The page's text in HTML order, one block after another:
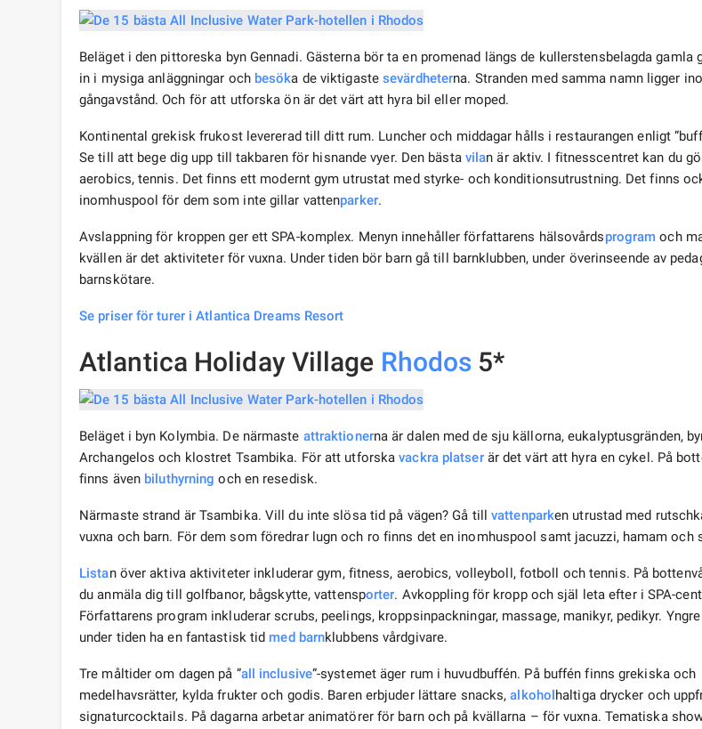
Beläget i den pittoreska byn Gennadi. Gästerna bör ta en promenad längs de kullerstensbelagda gamla
in i mysiga anläggningar och besöka de viktigastesevärdheterna. Stranden med samma namn ligger
gångavstånd. Och för att utforska ön är det värt att hyra bil eller moped.
Kontinental grekisk frukost levererad till ditt rum. Luncher och middagar hålls i restaurangen enligt
Se till att bege dig upp till takbaren för hisnande vyer. Den bästa vilan är aktiv. I fitnesscentret kan du
aerobics, tennis. Det finns ett modernt gym utrustat med styrke- och konditionsutrustning. Det finns
inomhuspool för dem som inte gillar vattenparker.
Avslappning för kroppen ger ett SPA-komplex. Menyn innehåller författarens hälsovårdsprogram och
kvällen är det aktiviteter för vuxna. Under tiden bör barn gå till barnklubben, under överinseende av
barnskötare.
Se priser för turer i Atlantica Dreams Resort
Atlantica Holiday Village Rhodos 5*
Beläget i byn Kolymbia. De närmaste attraktionerna är dalen med de sju källorna, eukalyptusgränden,
Archangelos och klostret Tsambika. För att utforskavackra platserär det värt att hyra en cykel. På
finns även biluthyrning och en resedisk.
Närmaste strand är Tsambika. Vill du inte slösa tid på vägen? Gå till vattenparken utrustad med
vuxna och barn. För dem som föredrar lugn och ro finns det en inomhuspool samt jacuzzi, hamam och
Listan över aktiva aktiviteter inkluderar gym, fitness, aerobics, volleyboll, fotboll och tennis. På
du anmäla dig till golfbanor, bågskytte, vattensporter. Avkoppling för kropp och själ leta efter i SPA-
Författarens program inkluderar scrubs, peelings, kroppsinpackningar, massage, manikyr, pedikyr.
under tiden ha en fantastisk tid med barnklubbens vårdgivare.
Tre måltider om dagen på ”all inclusive”-systemet äger rum i huvudbuffén. På buffén finns grekiska och
medelhavsrätter, kylda frukter och godis. Baren erbjuder lättare snacks,alkohol haltiga drycker och
signaturcocktails. På dagarna arbetar animatörer för barn och på kvällarna – för vuxna. Tematiska